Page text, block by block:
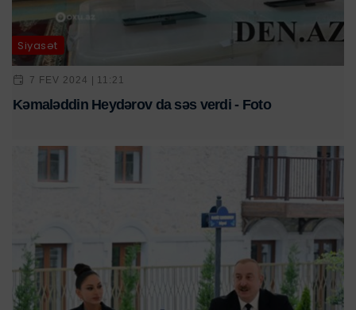
Siyasət
7 FEV 2024 | 11:21
Kəmaləddin Heydərov da səs verdi - Foto